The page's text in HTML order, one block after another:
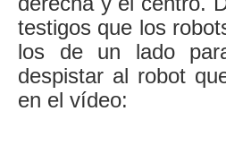
testigos que los
los de un lado
despistar al robot
en el vídeo: